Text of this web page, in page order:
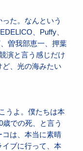
た。なんという
、Puffy、
曽我部恵一、押葉
演と言う感じだけ
、光の海みたい
うよ。僕たちは本
での死、と言う
は、本当に素晴
イブに行って、本